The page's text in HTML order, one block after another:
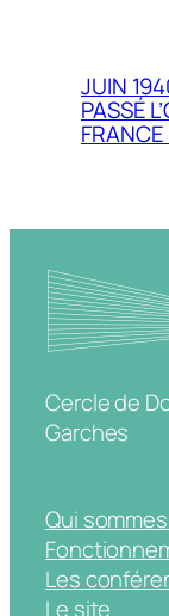
JUIN
PASSÉ
FRANCE
Cercle de
Garches
Qui
Les
Le site